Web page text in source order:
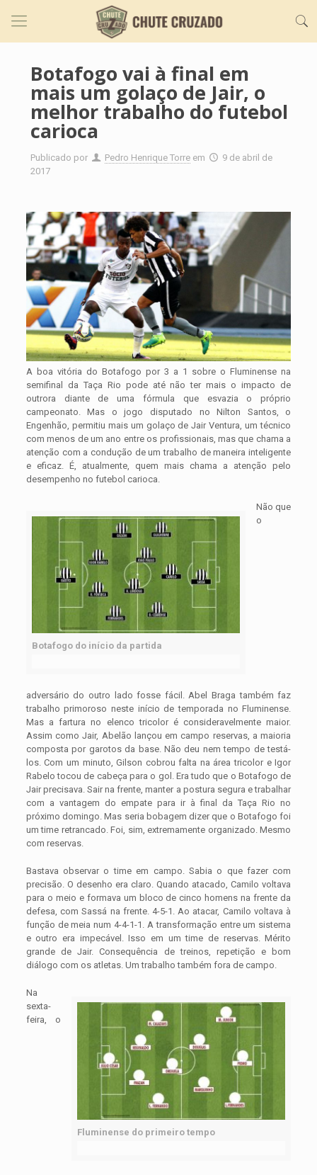
Botafogo vai à final em
mais um golaço de Jair, o
melhor trabalho do futebol
carioca
Publicado por Pedro Henrique Torre em
9 de abril de
2017
A boa vitória do Botafogo por 3 a 1 sobre o Fluminense na
semifinal da Taça Rio pode até não ter mais o impacto de
outrora diante de uma fórmula que esvazia o próprio
campeonato. Mas o jogo disputado no Nilton Santos, o
Engenhão, permitiu mais um golaço de Jair Ventura, um técnico
com menos de um ano entre os profissionais, mas que chama a
atenção com a condução de um trabalho de maneira inteligente
e eficaz. É, atualmente, quem mais chama a atenção pelo
desempenho no futebol carioca.
Botafogo do início da partida
Não que
o
adversário do outro lado fosse fácil. Abel Braga também faz
trabalho primoroso neste início de temporada no Fluminense.
Mas a fartura no elenco tricolor é consideravelmente maior.
Assim como Jair, Abelão lançou em campo reservas, a maioria
composta por garotos da base. Não deu nem tempo de testá-
los. Com um minuto, Gilson cobrou falta na área tricolor e Igor
Rabelo tocou de cabeça para o gol. Era tudo que o Botafogo de
Jair precisava. Sair na frente, manter a postura segura e trabalhar
com a vantagem do empate para ir à final da Taça Rio no
próximo domingo. Mas seria bobagem dizer que o Botafogo foi
um time retrancado. Foi, sim, extremamente organizado. Mesmo
com reservas.
Bastava observar o time em campo. Sabia o que fazer com
precisão. O desenho era claro. Quando atacado, Camilo voltava
para o meio e formava um bloco de cinco homens na frente da
defesa, com Sassá na frente. 4-5-1. Ao atacar, Camilo voltava à
função de meia num 4-4-1-1. A transformação entre um sistema
e outro era impecável. Isso em um time de reservas. Mérito
grande de Jair. Consequência de treinos, repetição e bom
diálogo com os atletas. Um trabalho também fora de campo.
Fluminense do primeiro tempo
Na
sexta-
feira, o